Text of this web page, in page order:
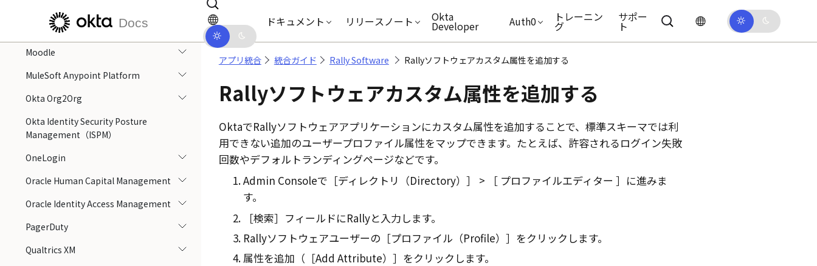
メインコンテンツにスキップ ドキュメントナビゲーションにスキップ
Docs ドキュメント リリースノート Okta
Developer Auth0 トレーニン
グ
サポー
ト
Mimecast Personal Portal V3
Moodle
MuleSoft Anypoint Platform
Okta Org2Org
Okta Identity Security Posture
Management（ISPM）
OneLogin
Oracle Human Capital Management
Oracle Identity Access Management
PagerDuty
Qualtrics XM
アプリ統合 統合ガイド Rally Software Rallyソフトウェアカスタム属性を追加する
Rallyソフトウェアカスタム属性を追加する
OktaでRallyソフトウェアアプリケーションにカスタム属性を追加することで、標準スキーマでは利
用できない追加のユーザープロファイル属性をマップできます。たとえば、許容されるログイン失敗
回数やデフォルトランディングページなどです。
Admin Consoleで ディレクトリ（Directory） プロファイルエディター
に進みま
す。
［検索］フィールドにRallyと入力します。
Rallyソフトウェアユーザーの
プロファイル（Profile）
をクリックします。
属性を追加（［Add Attribute）］をクリックします。